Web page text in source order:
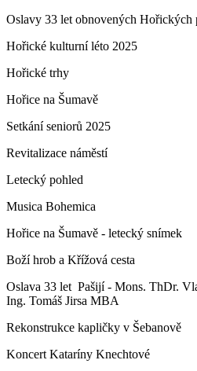
Oslavy 33 let obnovených Hořických
Hořické kulturní léto 2025
Hořické trhy
Hořice na Šumavě
Setkání seniorů 2025
Revitalizace náměstí
Letecký pohled
Musica Bohemica
Hořice na Šumavě - letecký snímek
Boží hrob a Křížová cesta
Oslava 33 let Pašijí - Mons. ThDr.
Ing. Tomáš Jirsa MBA
Rekonstrukce kapličky v Šebanově
Koncert Kataríny Knechtové